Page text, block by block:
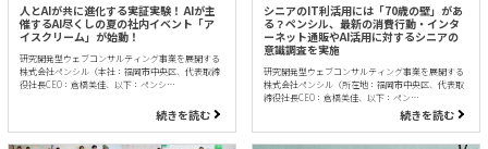
人とAIが共に進化する実証実験！ AIが主
催するAI尽くしの夏の社内イベント「ア
イスクリーム」が始動！
研究開発型ウェブコンサルティング事業を展開する
株式会社ペンシル（本社：福岡市中央区、代表取締
役社長CEO：倉橋美佳、以下：ペンシ…
続きを読む
シニアのIT利活用には「70歳の壁」があ
る？ペンシル、最新の消費行動・インタ
ーネット通販やAI活用に対するシニアの
意識調査を実施
研究開発型ウェブコンサルティング事業を展開する
株式会社ペンシル（所在地：福岡市中央区、代表取
締役社長CEO：倉橋美佳、以下：ペン…
続きを読む